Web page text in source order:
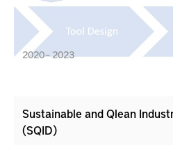
2020 – 2023
Sustainable and Qlean
(SQID)